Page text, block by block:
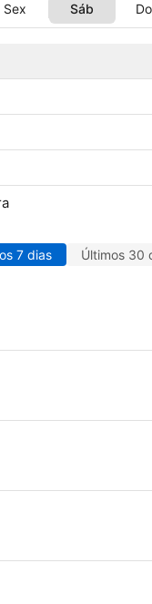
Sex Sáb
7 dias Últimos 30